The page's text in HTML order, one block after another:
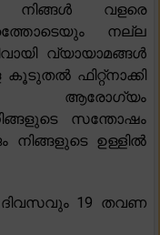
വളരെ
നല്ല
വ്യായാമങ്ങൾ
ഫിറ്റ്നാക്കി
ആരോഗ്യം
സന്തോഷം
നിങ്ങളുടെ ഉള്ളിൽ
ദിവസവും 19 തവണ